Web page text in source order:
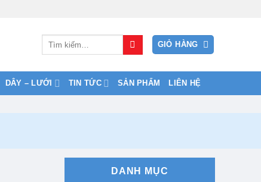
GIỎ HÀNG
DÂY – LƯỚI TIN TỨC SẢN PHẨM LIÊN HỆ
DANH MỤC